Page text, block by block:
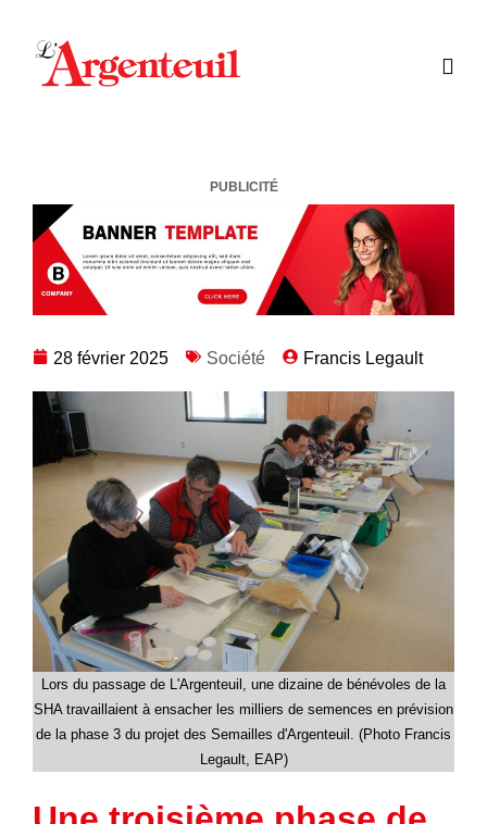
PUBLICITÉ
28 février 2025 Société Francis Legault
Lors du passage de L'Argenteuil, une dizaine de bénévoles de la
SHA travaillaient à ensacher les milliers de semences en prévision
de la phase 3 du projet des Semailles d'Argenteuil. (Photo Francis
Legault, EAP)